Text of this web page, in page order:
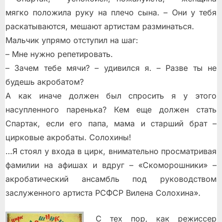
мягко положила руку на плечо сына. – Они у тебя
раскатываются, мешают артистам разминаться.
Мальчик упрямо отступил на шаг:
– Мне нужно репетировать.
– Зачем тебе мячи? – удивился я. – Разве ты не
будешь акробатом?
А как иначе должен был спросить я у этого
насупленного паренька? Кем еще должен стать
Спартак, если его папа, мама и старший брат –
цирковые акробаты. Солохины!
…Я стоял у входа в цирк, внимательно просматривая
фамилии на афишах и вдруг – «Скоморошники» –
акробатический ансамбль под руководством
заслуженного артиста РСФСР Вилена Солохина».
С тех пор, как режиссер